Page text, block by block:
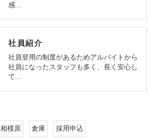
感…
社員紹介
社員登用の制度があるためアルバイトから
社員になったスタッフも多く、長く安心し
て…
相模原 倉庫 採用申込